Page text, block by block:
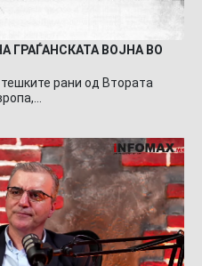
ГРАЃАНСКАТА ВОЈНА ВО
рани од Втората